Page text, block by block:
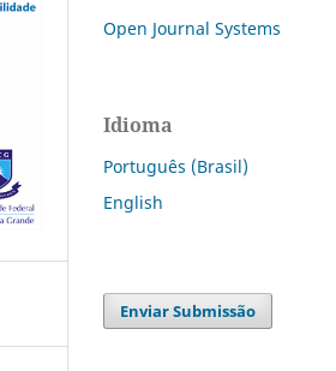
Open Journal Systems
Idioma
Português (Brasil)
English
Enviar Submissão